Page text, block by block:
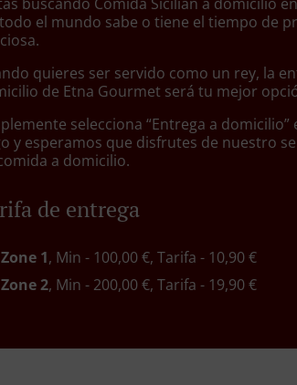
el mundo sabe o tiene el tiempo de
quieres ser servido como un rey, la
de Etna Gourmet será tu mejor
selecciona “Entrega a domicilio”
y esperamos que disfrutes de nuestro
a domicilio.
de entrega
Zone 1, Min - 100,00 €, Tarifa - 10,90 €
Zone 2, Min - 200,00 €, Tarifa - 19,90 €